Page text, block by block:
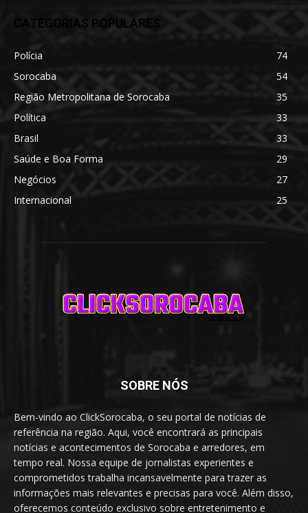
CATEGORIAS POPULARES
Polícia
74
Sorocaba
54
Região Metropolitana de Sorocaba
35
Política
33
Brasil
33
Saúde e Boa Forma
29
Negócios
27
Internacional
25
SOBRE NÓS
Bem-vindo ao ClickSorocaba, o seu portal de notícias de
referência na região. Aqui, você encontrará as principais
notícias e acontecimentos de Sorocaba e arredores, em
tempo real. Nossa equipe de jornalistas experientes e
comprometidos trabalha incansavelmente para trazer as
informações mais relevantes e precisas para você. Além disso,
oferecemos conteúdo exclusivo sobre entretenimento e